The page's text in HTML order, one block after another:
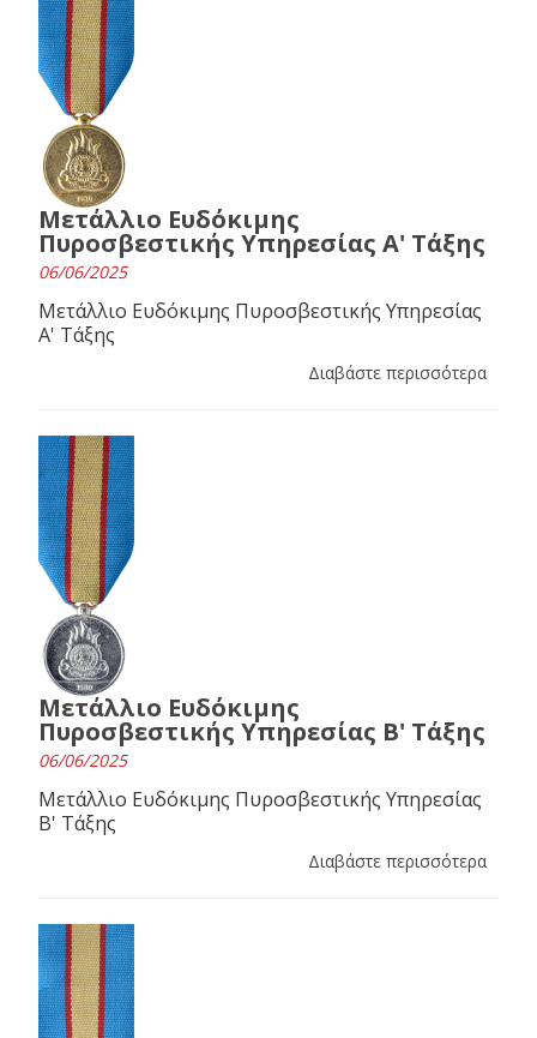
Μετάλλιο Ευδόκιμης
Πυροσβεστικής Υπηρεσίας Α' Τάξης
06/06/2025
Μετάλλιο Ευδόκιμης Πυροσβεστικής Υπηρεσίας
Α' Τάξης
Διαβάστε περισσότερα
Μετάλλιο Ευδόκιμης
Πυροσβεστικής Υπηρεσίας Β' Τάξης
06/06/2025
Μετάλλιο Ευδόκιμης Πυροσβεστικής Υπηρεσίας
Β' Τάξης
Διαβάστε περισσότερα